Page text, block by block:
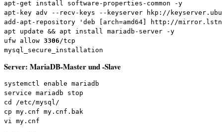
apt-get install software-properties-common -y
apt-key adv --recv-keys --keyserver hkp://
add-apt-repository 'deb [arch=amd64] http://
apt update && apt install mariadb-server -y
ufw allow 3306 /tcp
mysql_secure_installation
Server: MariaDB-Master und -Slave
systemctl enable mariadb
service mariadb stop
cd /etc/mysql/
cp my.cnf my.cnf.bak
vi my.cnf